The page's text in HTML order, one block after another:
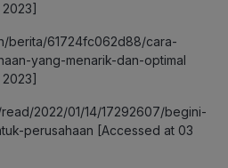
berita/61724fc062d88/cara-
yang-menarik-dan-optimal
2022/01/14/17292607/begini-
perusahaan [Accessed at 03